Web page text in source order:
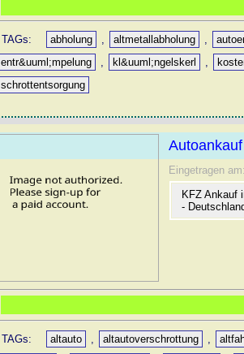
TAGs: abholung altmetallabholung
entr&uuml;mpelung
kl&uuml;ngelskerl
schrottentsorgung
Eingetragen
KFZ Ankauf
-
TAGs: altauto altautoverschrottung